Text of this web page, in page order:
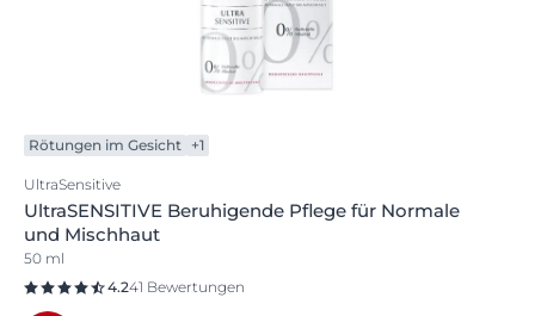
Rötungen im Gesicht +1
UltraSensitive
UltraSENSITIVE Beruhigende Pflege für Normale
und Mischhaut
50 ml
4.241 Bewertungen